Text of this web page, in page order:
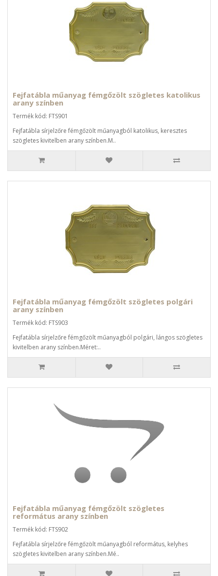
Fejfatábla műanyag fémgőzölt szögletes katolikus
arany színben
Termék kód: FTS901
Fejfatábla sírjelzőre fémgőzölt műanyagból katolikus, keresztes
szögletes kivitelben arany színben.M..
Fejfatábla műanyag fémgőzölt szögletes polgári
arany színben
Termék kód: FTS903
Fejfatábla sírjelzőre fémgőzölt műanyagból polgári, lángos szögletes
kivitelben arany színben.Méret:..
Fejfatábla műanyag fémgőzölt szögletes
református arany színben
Termék kód: FTS902
Fejfatábla sírjelzőre fémgőzölt műanyagból református, kelyhes
szögletes kivitelben arany színben.Mé..